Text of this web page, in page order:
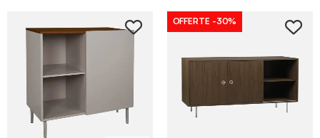
OFFERTE -30%